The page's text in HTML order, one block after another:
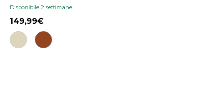
Disponibile 2 settimane
149,99